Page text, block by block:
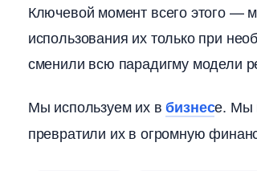
Ключевой момент всего этого —
использования их только при
сменили всю парадигму модели
Мы используем ихизнесе. Мы
превратили их в огромную